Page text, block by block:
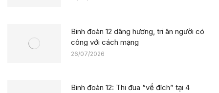
Binh đoàn 12 dâng hương, tri ân người có
công với cách mạng
26/07/2026
Binh đoàn 12: Thi đua “về đích” tại 4